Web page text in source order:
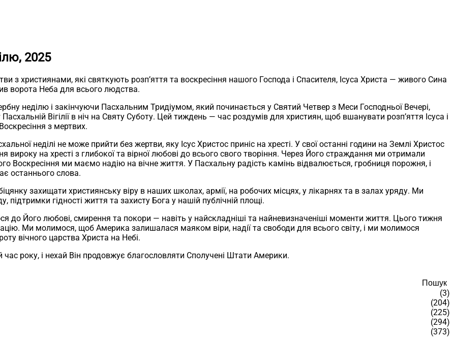
2025
християнами, які святкують розп’яття та воскресіння нашого Господа і Спасителя, Ісуса Христа — живого Сина
ворота Неба для всього людства.
неділю і закінчуючи Пасхальним Тридіумом, який починається у Святий Четвер з Меси Господньої Вечері,
Вігілії в ніч на Святу Суботу. Цей тиждень — час роздумів для християн, щоб вшанувати розп’яття Ісуса і
з мертвих.
неділі не може прийти без жертви, яку Ісус Христос приніс на хресті. У свої останні години на Землі Христос
вироку на хресті з глибокої та вірної любові до всього свого творіння. Через Його страждання ми отримали
Воскресіння ми маємо надію на вічне життя. У Пасхальну радість камінь відвалюється, гробниця порожня, і
останнього слова.
захищати християнську віру в наших школах, армії, на робочих місцях, у лікарнях та в залах уряду. Ми
підтримки гідності життя та захисту Бога у нашій публічній площі.
до Його любові, смирення та покори — навіть у найскладніші та найневизначеніші моменти життя. Цього тижня
Ми молимося, щоб Америка залишалася маяком віри, надії та свободи для всього світу, і ми молимося
вічного царства Христа на Небі.
року, і нехай Він продовжує благословляти Сполучені Штати Америки.
Пошук
(3)
(204)
(225)
(294)
(373)